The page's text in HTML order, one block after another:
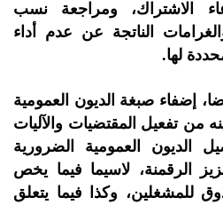
الاشتراك، ومراجعة نسب
الناتجة عن عدم أداء
لها.
إضفاء صبغة الديون العمومية
من تفعيل المقتضيات والآليات
الديون العمومية الضرورية
الرقمنة، لاسيما فيما يخص
للمشغلين، وكذا فيما يتعلق